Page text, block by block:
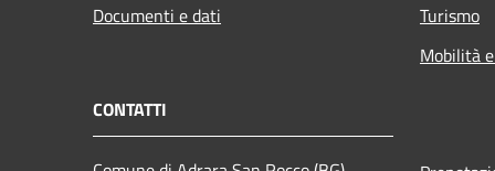
Documenti e dati
Turismo
Mobilità
CONTATTI